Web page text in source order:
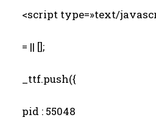
<script type=»text/
= || [];
_ttf.push({
pid : 55048